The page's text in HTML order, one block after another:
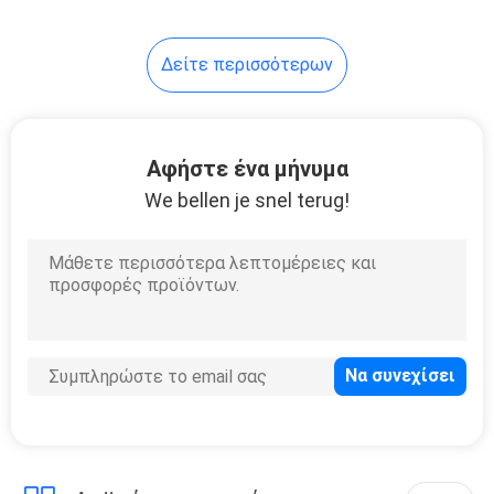
RJ45 ενιαίος
συνδετήρες
Δείτε περισσότερων
Αφήστε ένα μήνυμα
We bellen je snel terug!